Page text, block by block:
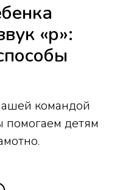
«р»:
командой
помогаем детям